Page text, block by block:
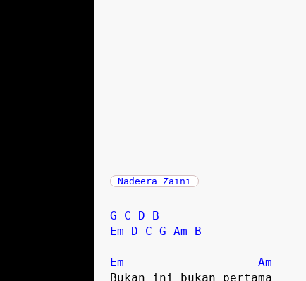
Nadeera Zaini
G C D
B
Em
D C G Am B
Em
Am
Bukan ini bukan pertama